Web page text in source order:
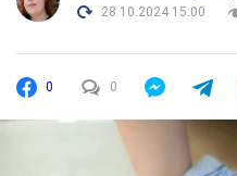
28.10.2024 15:00
0 0